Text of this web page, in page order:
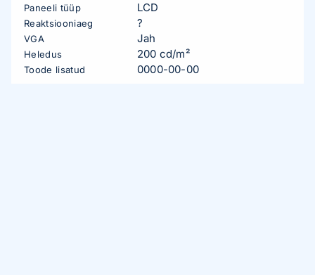
Paneeli tüüp LCD
Reaktsiooniaeg ?
VGA Jah
Heledus 200 cd/m²
Toode lisatud 0000-00-00